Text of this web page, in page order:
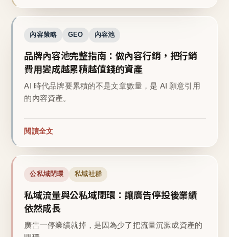
內容策略 GEO 內容池
品牌內容池完整指南：做內容行銷，把行銷
費用變成越累積越值錢的資產
AI 時代品牌要累積的不是文章數量，是 AI 願意引用
的內容資產。
閱讀全文
公私域閉環 私域社群
私域流量與公私域閉環：讓廣告停投後業績
依然成長
廣告一停業績就掉，是因為少了把流量沉澱成資產的